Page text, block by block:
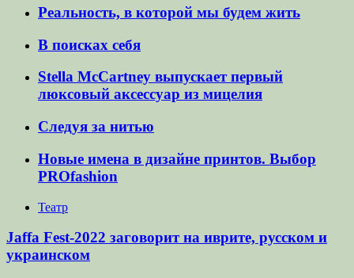
Реальность, в которой мы будем жить
В поисках себя
Stella McCartney выпускает первый
люксовый аксессуар из мицелия
Следуя за нитью
Новые имена в дизайне принтов. Выбор
PROfashion
Театр
Jaffa Fest-2022 заговорит на иврите, русском и
украинском